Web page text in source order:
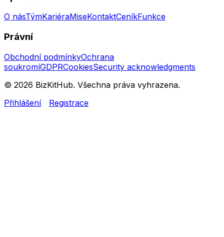
O násTýmKariéraMiseKontaktCeníkFunkce
Právní
Obchodní podmínkyOchrana
soukromíGDPRCookiesSecurity acknowledgments
© 2026 BizKitHub. Všechna práva vyhrazena.
Přihlášení
Registrace